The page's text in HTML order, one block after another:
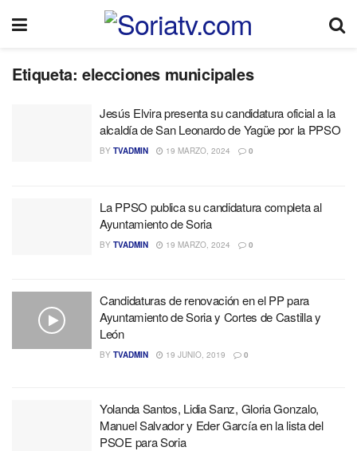
Etiqueta: elecciones municipales
Jesús Elvira presenta su candidatura oficial a la
alcaldía de San Leonardo de Yagüe por la PPSO
BY TVADMIN 19 MARZO, 2024 0
La PPSO publica su candidatura completa al
Ayuntamiento de Soria
BY TVADMIN 19 MARZO, 2024 0
Candidaturas de renovación en el PP para
Ayuntamiento de Soria y Cortes de Castilla y
León
BY TVADMIN 19 JUNIO, 2019 0
Yolanda Santos, Lidia Sanz, Gloria Gonzalo,
Manuel Salvador y Eder García en la lista del
PSOE para Soria